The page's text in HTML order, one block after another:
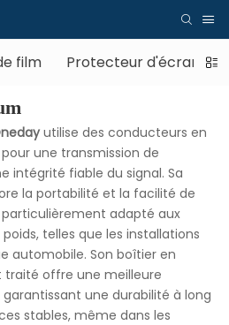
film Protecteur d'écran
utilise des conducteurs en
une transmission de
intégrité fiable du signal. Sa
la portabilité et la facilité de
adapté aux
telles que les installations
automobile. Son boîtier en
offre une meilleure
une durabilité à long
stables, même dans les